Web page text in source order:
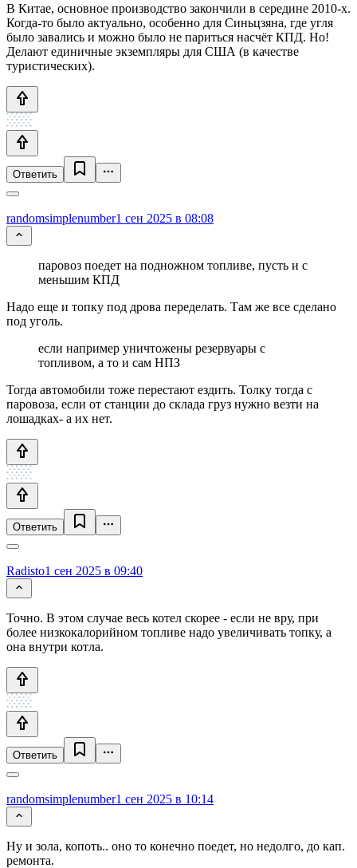
В Китае, основное производство закончили в середине 2010-х.
Когда-то было актуально, особенно для Синьцзяна, где угля
было завались и можно было не париться насчёт КПД. Но!
Делают единичные экземпляры для США (в качестве
туристических).
Ответить
randomsimplenumber1 сен 2025 в 08:08
паровоз поедет на подножном топливе, пусть и с
меньшим КПД
Надо еще и топку под дрова переделать. Там же все сделано
под уголь.
если например уничтожены резервуары с
топливом, а то и сам НПЗ
Тогда автомобили тоже перестают ездить. Толку тогда с
паровоза, если от станции до склада груз нужно везти на
лошадках- а их нет.
Ответить
Radisto1 сен 2025 в 09:40
Точно. В этом случае весь котел скорее - если не вру, при
более низкокалорийном топливе надо увеличивать топку, а
она внутри котла.
Ответить
randomsimplenumber1 сен 2025 в 10:14
Ну и зола, копоть.. оно то конечно поедет, но недолго, до кап.
ремонта.